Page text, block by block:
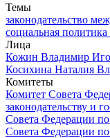
Темы
законодательство
социальная политика
Лица
Кожин Владимир
Косихина Наталия
Комитеты
Комитет Совета
законодательству и
Совета Федерации по
Совета Федерации